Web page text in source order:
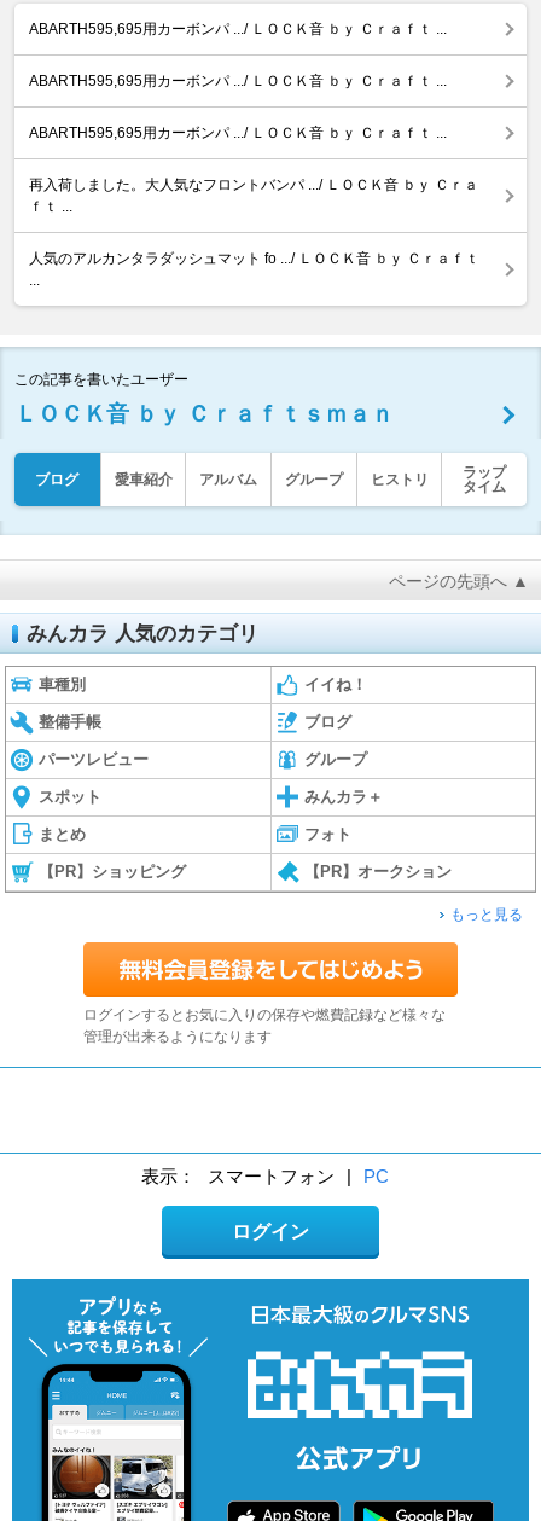
ABARTH595,695用カーボンパ .../ ＬＯＣＫ音 ｂｙ Ｃｒａｆｔ ...
ABARTH595,695用カーボンパ .../ ＬＯＣＫ音 ｂｙ Ｃｒａｆｔ ...
ABARTH595,695用カーボンパ .../ ＬＯＣＫ音 ｂｙ Ｃｒａｆｔ ...
再入荷しました。大人気なフロントバンパ .../ ＬＯＣＫ音 ｂｙ Ｃｒａ
ｆｔ ...
人気のアルカンタラダッシュマット fo .../ ＬＯＣＫ音 ｂｙ Ｃｒａｆｔ
...
この記事を書いたユーザー
ＬＯＣＫ音 ｂｙ Ｃｒａｆｔｓｍａｎ
ブログ 愛車紹介 アルバム グループ ヒストリ
ラップ
タイム
ページの先頭へ ▲
みんカラ 人気のカテゴリ
車種別 イイね！
整備手帳 ブログ
パーツレビュー グループ
スポット みんカラ＋
まとめ フォト
【PR】ショッピング 【PR】オークション
もっと見る
ログインするとお気に入りの保存や燃費記録など様々な
管理が出来るようになります
表示： スマートフォン | PC
ログイン